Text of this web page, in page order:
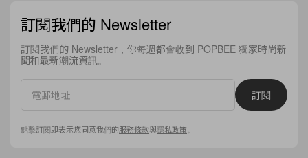
訂閱我們的 Newsletter
訂閱我們的 Newsletter，你每週都會收到 POPBEE 獨家時尚新
聞和最新潮流資訊。
訂閱
點擊訂閱即表示您同意我們的服務條款與隱私政策